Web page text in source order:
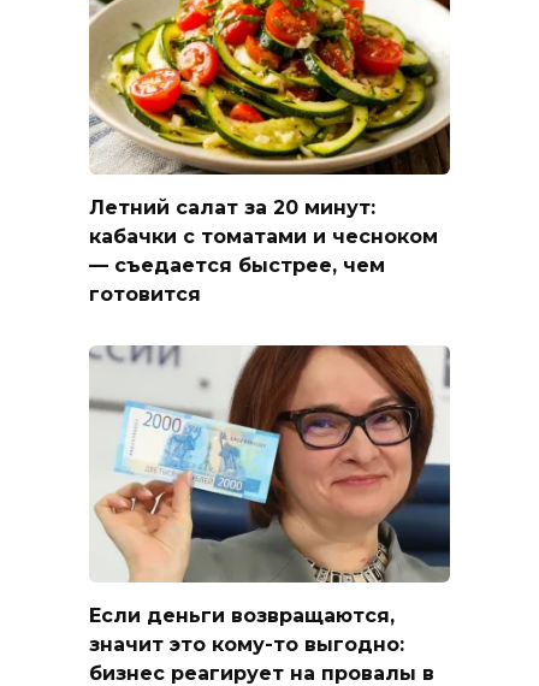
Летний салат за 20 минут:
кабачки с томатами и чесноком
— съедается быстрее, чем
готовится
Если деньги возвращаются,
значит это кому-то выгодно:
бизнес реагирует на провалы в